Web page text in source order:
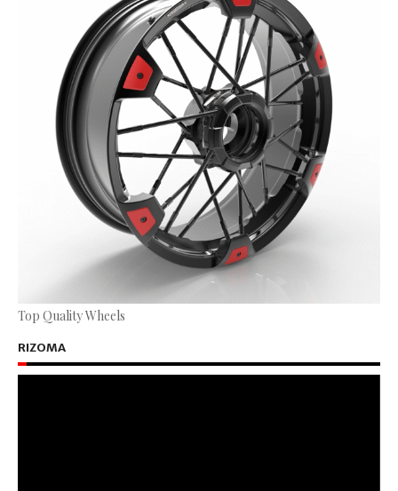
Top Quality Wheels
RIZOMA